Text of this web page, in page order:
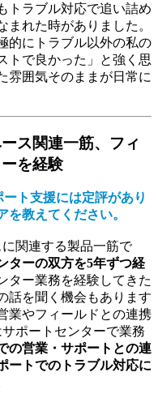
トラブル対応で追い詰め
まれた時がありました。
的にトラブル以外の私の
トで良かった」と強く思
雰囲気そのままが日常に
ス関連一筋、フィ
を経験
ト支援には定評があり
を教えてください。
に関連する製品一筋で
ターの双方を5年ずつ経
ター業務を経験してきた
話を聞く機会もあります
業やフィールドとの連携
ポートセンターで業務
の営業・サポートとの連
ートでのトラブル対応に